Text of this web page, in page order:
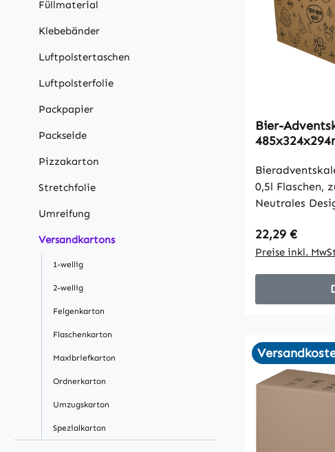
Füllmaterial
Klebebänder
Luftpolstertaschen
Luftpolsterfolie
Packpapier
Packseide
Pizzakarton
Stretchfolie
Umreifung
Versandkartons
1-wellig
2-wellig
Felgenkarton
Flaschenkarton
Maxibriefkarton
Ordnerkarton
Umzugskarton
Spezialkarton
Bier-
0,5l Flaschen,
Neutrales
Qualität 2.30be KLS.
(mm) LxBxH:
Flaschen.
Regulärer
22,29 €
Preise inkl.